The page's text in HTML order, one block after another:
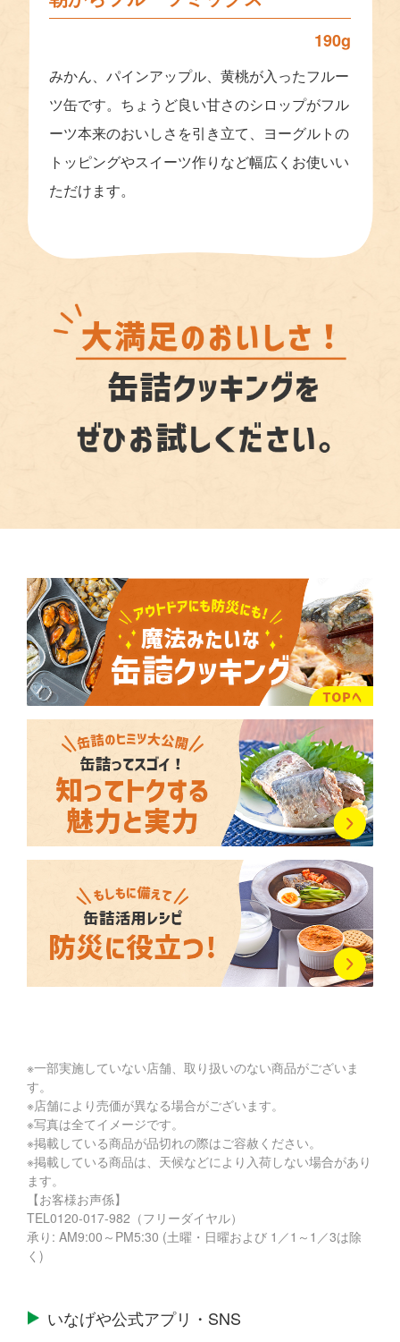
190g
みかん、パインアップル、黄桃が入ったフルー
ツ缶です。ちょうど良い甘さのシロップがフル
ーツ本来のおいしさを引き立て、ヨーグルトの
トッピングやスイーツ作りなど幅広くお使いい
ただけます。
※一部実施していない店舗、取り扱いのない商品がございま
す。
※店舗により売価が異なる場合がございます。
※写真は全てイメージです。
※掲載している商品が品切れの際はご容赦ください。
※掲載している商品は、天候などにより入荷しない場合があり
ます。
【お客様お声係】
TEL0120-017-982 （フリーダイヤル）
承り: AM9:00～PM5:30 (土曜・日曜および 1／1～1／3は除
く)
いなげや公式アプリ・SNS